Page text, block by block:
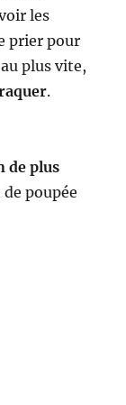
les
prier pour
plus vite,
.
de plus
poupée